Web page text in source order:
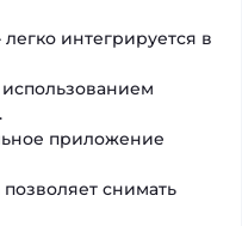
интегрируется в
приложение
снимать